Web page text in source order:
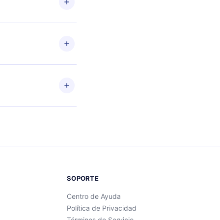
SOPORTE
Centro de Ayuda
Política de Privacidad